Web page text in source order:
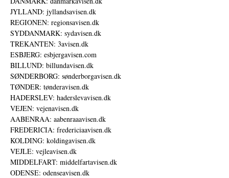
JYLLAND: jyllandsavisen.dk
REGIONEN: regionsavisen.dk
SYDDANMARK: sydavisen.dk
TREKANTEN: 3avisen.dk
ESBJERG: esbjergavisen.com
BILLUND: billundavisen.dk
SØNDERBORG: sønderborgavisen.dk
TØNDER: tønderavisen.dk
HADERSLEV: haderslevavisen.dk
VEJEN: vejenavisen.dk
AABENRAA: aabenraaavisen.dk
FREDERICIA: fredericiaavisen.dk
KOLDING: koldingavisen.dk
VEJLE: vejleavisen.dk
MIDDELFART: middelfartavisen.dk
ODENSE: odenseavisen.dk